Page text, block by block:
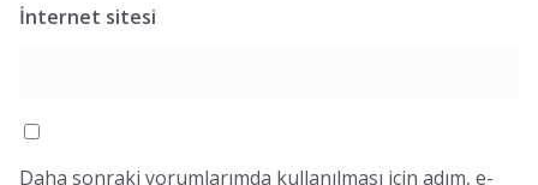
İnternet sitesi
Daha sonraki yorumlarımda kullanılması için adım, e-